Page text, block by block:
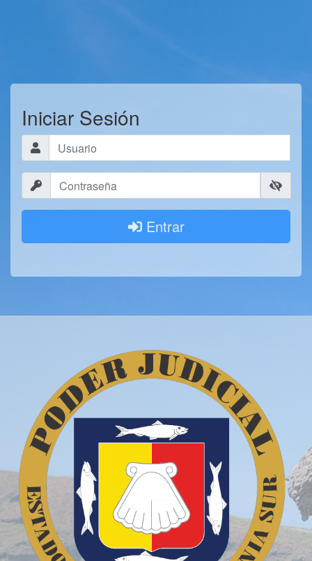
Iniciar Sesión
Entrar